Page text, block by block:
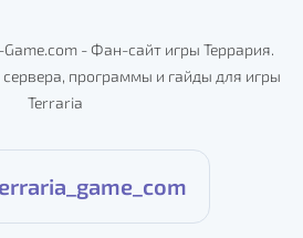
- Фан-сайт игры Террария.
программы и гайды для игры
Terraria